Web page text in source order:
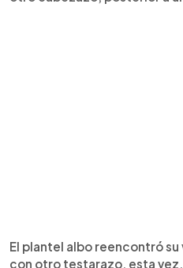
El plantel albo reencontró
con otro testarazo, esta